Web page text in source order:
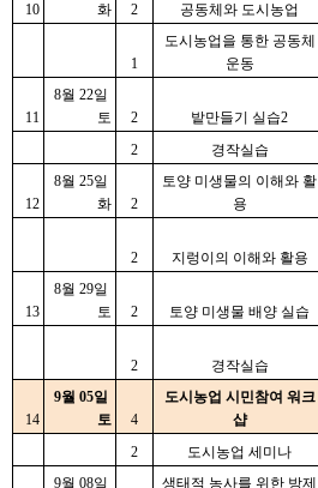
10
화
2 공동체와 도시농업
1
도시농업을 통한 공동체
운동
11
8월 22일
토
2 밭만들기 실습2
2
경작실습
12
8월 25일
화
2
토양 미생물의 이해와 활
용
2 지렁이의 이해와 활용
13
8월 29일
토
2 토양 미생물 배양 실습
2 경작실습
14
9월 05일
토
4
도시농업 시민참여 워크
샵
2
도시농업 세미나
9월 08일
생태적 농사를 위한 방제